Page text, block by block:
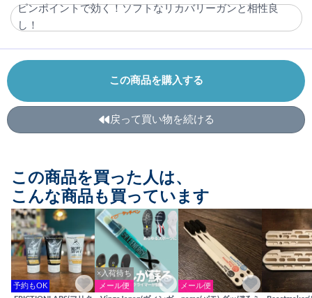
ピンポイントで効く！ソフトなリカバリーガンと相性良
し！
この商品を購入する
戻って買い物を続ける
この商品を買った人は、
こんな商品も買っています
予約もOK
×入荷待ち
メール便
メール便